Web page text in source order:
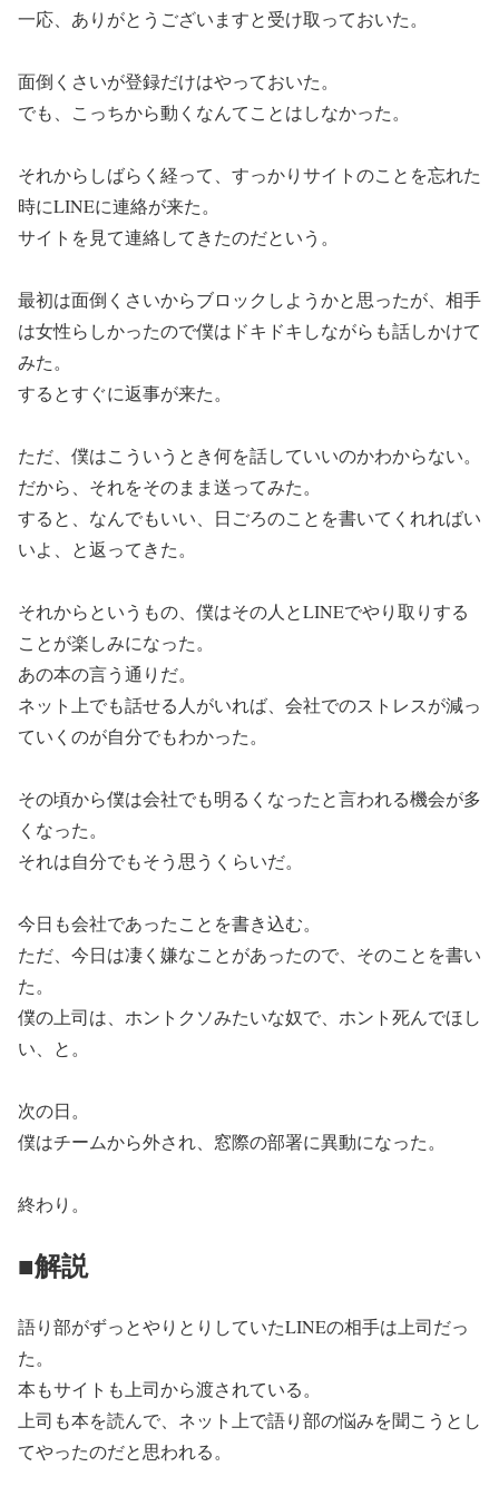
一応、ありがとうございますと受け取っておいた。
面倒くさいが登録だけはやっておいた。
でも、こっちから動くなんてことはしなかった。
それからしばらく経って、すっかりサイトのことを忘れた
時にLINEに連絡が来た。
サイトを見て連絡してきたのだという。
最初は面倒くさいからブロックしようかと思ったが、相手
は女性らしかったので僕はドキドキしながらも話しかけて
みた。
するとすぐに返事が来た。
ただ、僕はこういうとき何を話していいのかわからない。
だから、それをそのまま送ってみた。
すると、なんでもいい、日ごろのことを書いてくれればい
いよ、と返ってきた。
それからというもの、僕はその人とLINEでやり取りする
ことが楽しみになった。
あの本の言う通りだ。
ネット上でも話せる人がいれば、会社でのストレスが減っ
ていくのが自分でもわかった。
その頃から僕は会社でも明るくなったと言われる機会が多
くなった。
それは自分でもそう思うくらいだ。
今日も会社であったことを書き込む。
ただ、今日は凄く嫌なことがあったので、そのことを書い
た。
僕の上司は、ホントクソみたいな奴で、ホント死んでほし
い、と。
次の日。
僕はチームから外され、窓際の部署に異動になった。
終わり。
■解説
語り部がずっとやりとりしていたLINEの相手は上司だっ
た。
本もサイトも上司から渡されている。
上司も本を読んで、ネット上で語り部の悩みを聞こうとし
てやったのだと思われる。